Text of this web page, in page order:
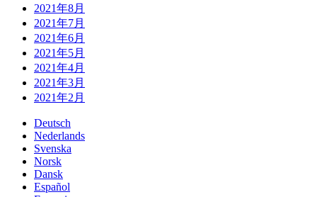
2021年8月
2021年7月
2021年6月
2021年5月
2021年4月
2021年3月
2021年2月
Deutsch
Nederlands
Svenska
Norsk
Dansk
Español